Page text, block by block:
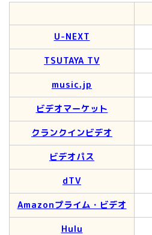
U-NEXT
TSUTAYA TV
music.jp
ビデオマーケット
クランクインビデオ
ビデオパス
dTV
Amazonプライム・ビデオ
Hulu